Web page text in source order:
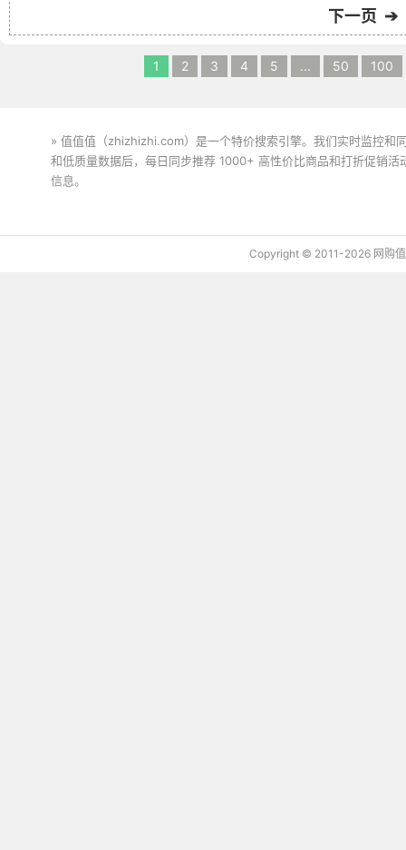
下一页 ➔
1 2 3 4 5 ... 50 100
» 值值值（zhizhizhi.com）是一个特价搜索引擎。我们实时监控和
和低质量数据后，每日同步推荐 1000+ 高性价比商品和打折促销
信息。
Copyright © 2011-2026 网购